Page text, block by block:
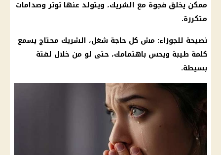
ممكن يخلق فجوة مع الشريك، ويتولد عنها توتر وصدامات
متكررة.
نصيحة للجوزاء: مش كل حاجة شغل، الشريك محتاج يسمع
كلمة طيبة ويحس باهتمامك، حتى لو من خلال لفتة
بسيطة.